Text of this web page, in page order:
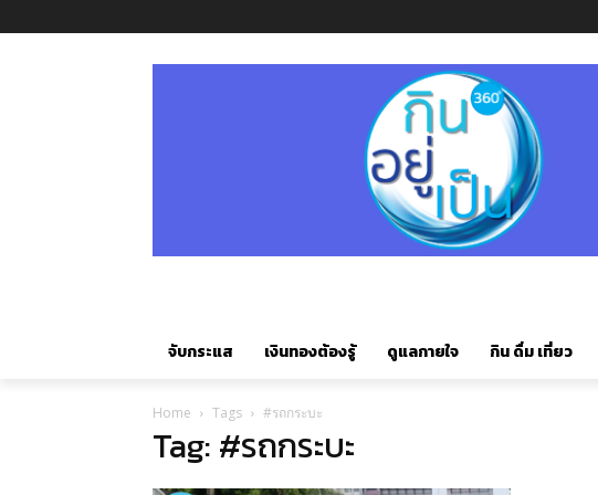
จับกระแส เงินทองต้องรู้ ดูแลกายใจ กิน ดื่ม เที่ยว
Home Tags #รถกระบะ
Tag: #รถกระบะ